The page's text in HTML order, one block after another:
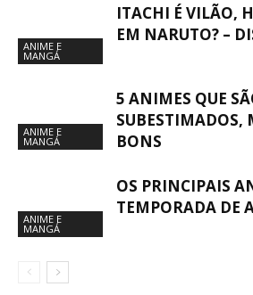
ANIME E
MANGÁ
ITACHI É VILÃO,
EM NARUTO? –
ANIME E
MANGÁ
5 ANIMES QUE
SUBESTIMADOS,
BONS
ANIME E
MANGÁ
OS PRINCIPAIS
TEMPORADA DE